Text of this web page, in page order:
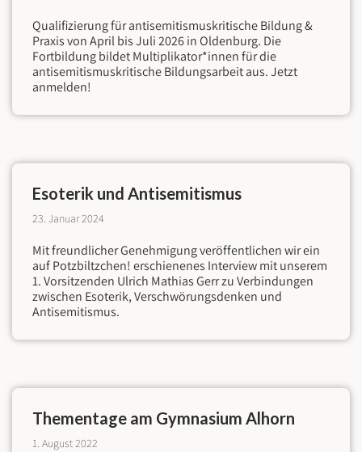
Qualifizierung für antisemitismuskritische Bildung &
Praxis von April bis Juli 2026 in Oldenburg. Die
Fortbildung bildet Multiplikator*innen für die
antisemitismuskritische Bildungsarbeit aus. Jetzt
anmelden!
Esoterik und Antisemitismus
23. Januar 2024
Mit freundlicher Genehmigung veröffentlichen wir ein
auf Potzbiltzchen! erschienenes Interview mit unserem
1. Vorsitzenden Ulrich Mathias Gerr zu Verbindungen
zwischen Esoterik, Verschwörungsdenken und
Antisemitismus.
Thementage am Gymnasium Alhorn
1. August 2022